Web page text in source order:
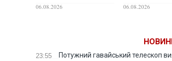
Петербургом і частіше
06.08.2026
загиблий, троє
06.08.2026
23:55
Потужний гавайський телескоп